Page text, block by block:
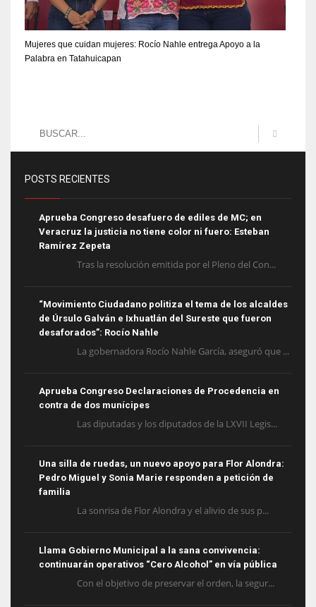
Mujeres que cuidan mujeres: Rocío Nahle entrega Apoyo a la
Palabra en Tatahuicapan
POSTS RECIENTES
Aprueba Congreso desafuero de ediles de MC; en
Veracruz la justicia no tiene color ni fuero: Esteban
Ramírez Zepeta
Tras la resolución emitida por el Pleno del Con...
“Movimiento Ciudadano politiza el tema de los alcaldes
de Úrsulo Galván e Ixhuatlán del Sureste que fueron
desaforados”: Rocío Nahle
La gobernadora Rocío Nahle García, aseguró que ...
Aprueba Congreso Declaraciones de Procedencia en
contra de dos munícipes
Las diputadas y los diputados de la LXVII Legis...
Una silla de ruedas, un nuevo apoyo para Flor Alondra:
Pedro Miguel y Sonia Marie responden a petición de
familia
La sonrisa de Flor Alondra y el alivio de sus p...
Llama Gobierno Municipal a la sana convivencia:
continuarán operativos “Cero Alcohol” en vía pública
Con el objetivo de preservar el orden, la segur...